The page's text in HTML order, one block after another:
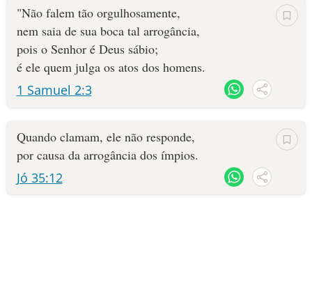
"Não falem tão orgulhosamente,
nem saia de sua boca tal arrogância,
pois o Senhor é Deus sábio;
é ele quem julga os atos dos homens.
1 Samuel 2:3
Quando clamam, ele não responde,
por causa da arrogância dos ímpios.
Jó 35:12